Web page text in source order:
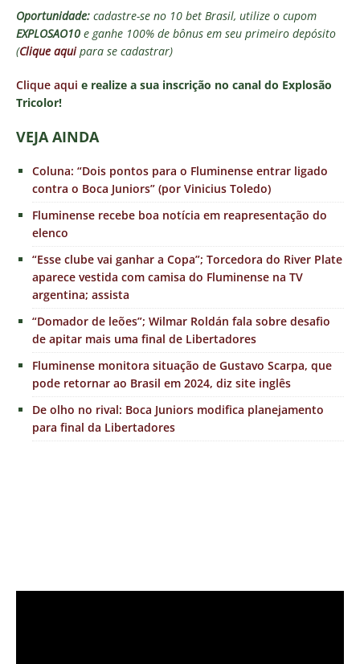
Oportunidade: cadastre-se no 10 bet Brasil, utilize o cupom
EXPLOSAO10 e ganhe 100% de bônus em seu primeiro depósito
(Clique aquipara se cadastrar)
Clique aqui e realize a sua inscrição no canal do Explosão
Tricolor!
VEJA AINDA
Coluna: “Dois pontos para o Fluminense entrar ligado
contra o Boca Juniors” (por Vinicius Toledo)
Fluminense recebe boa notícia em reapresentação do
elenco
“Esse clube vai ganhar a Copa”; Torcedora do River Plate
aparece vestida com camisa do Fluminense na TV
argentina; assista
“Domador de leões”; Wilmar Roldán fala sobre desafio
de apitar mais uma final de Libertadores
Fluminense monitora situação de Gustavo Scarpa, que
pode retornar ao Brasil em 2024, diz site inglês
De olho no rival: Boca Juniors modifica planejamento
para final da Libertadores